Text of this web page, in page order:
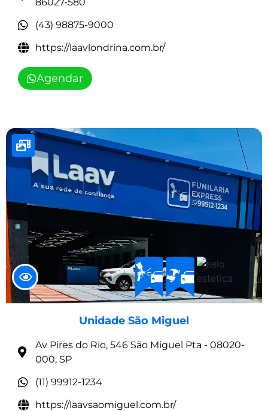
(43) 98875-9000
https://laavlondrina.com.br/
Agendar
Unidade São Miguel
Av Pires do Rio, 546 São Miguel Pta - 08020-
000, SP
(11) 99912-1234
https://laavsaomiguel.com.br/